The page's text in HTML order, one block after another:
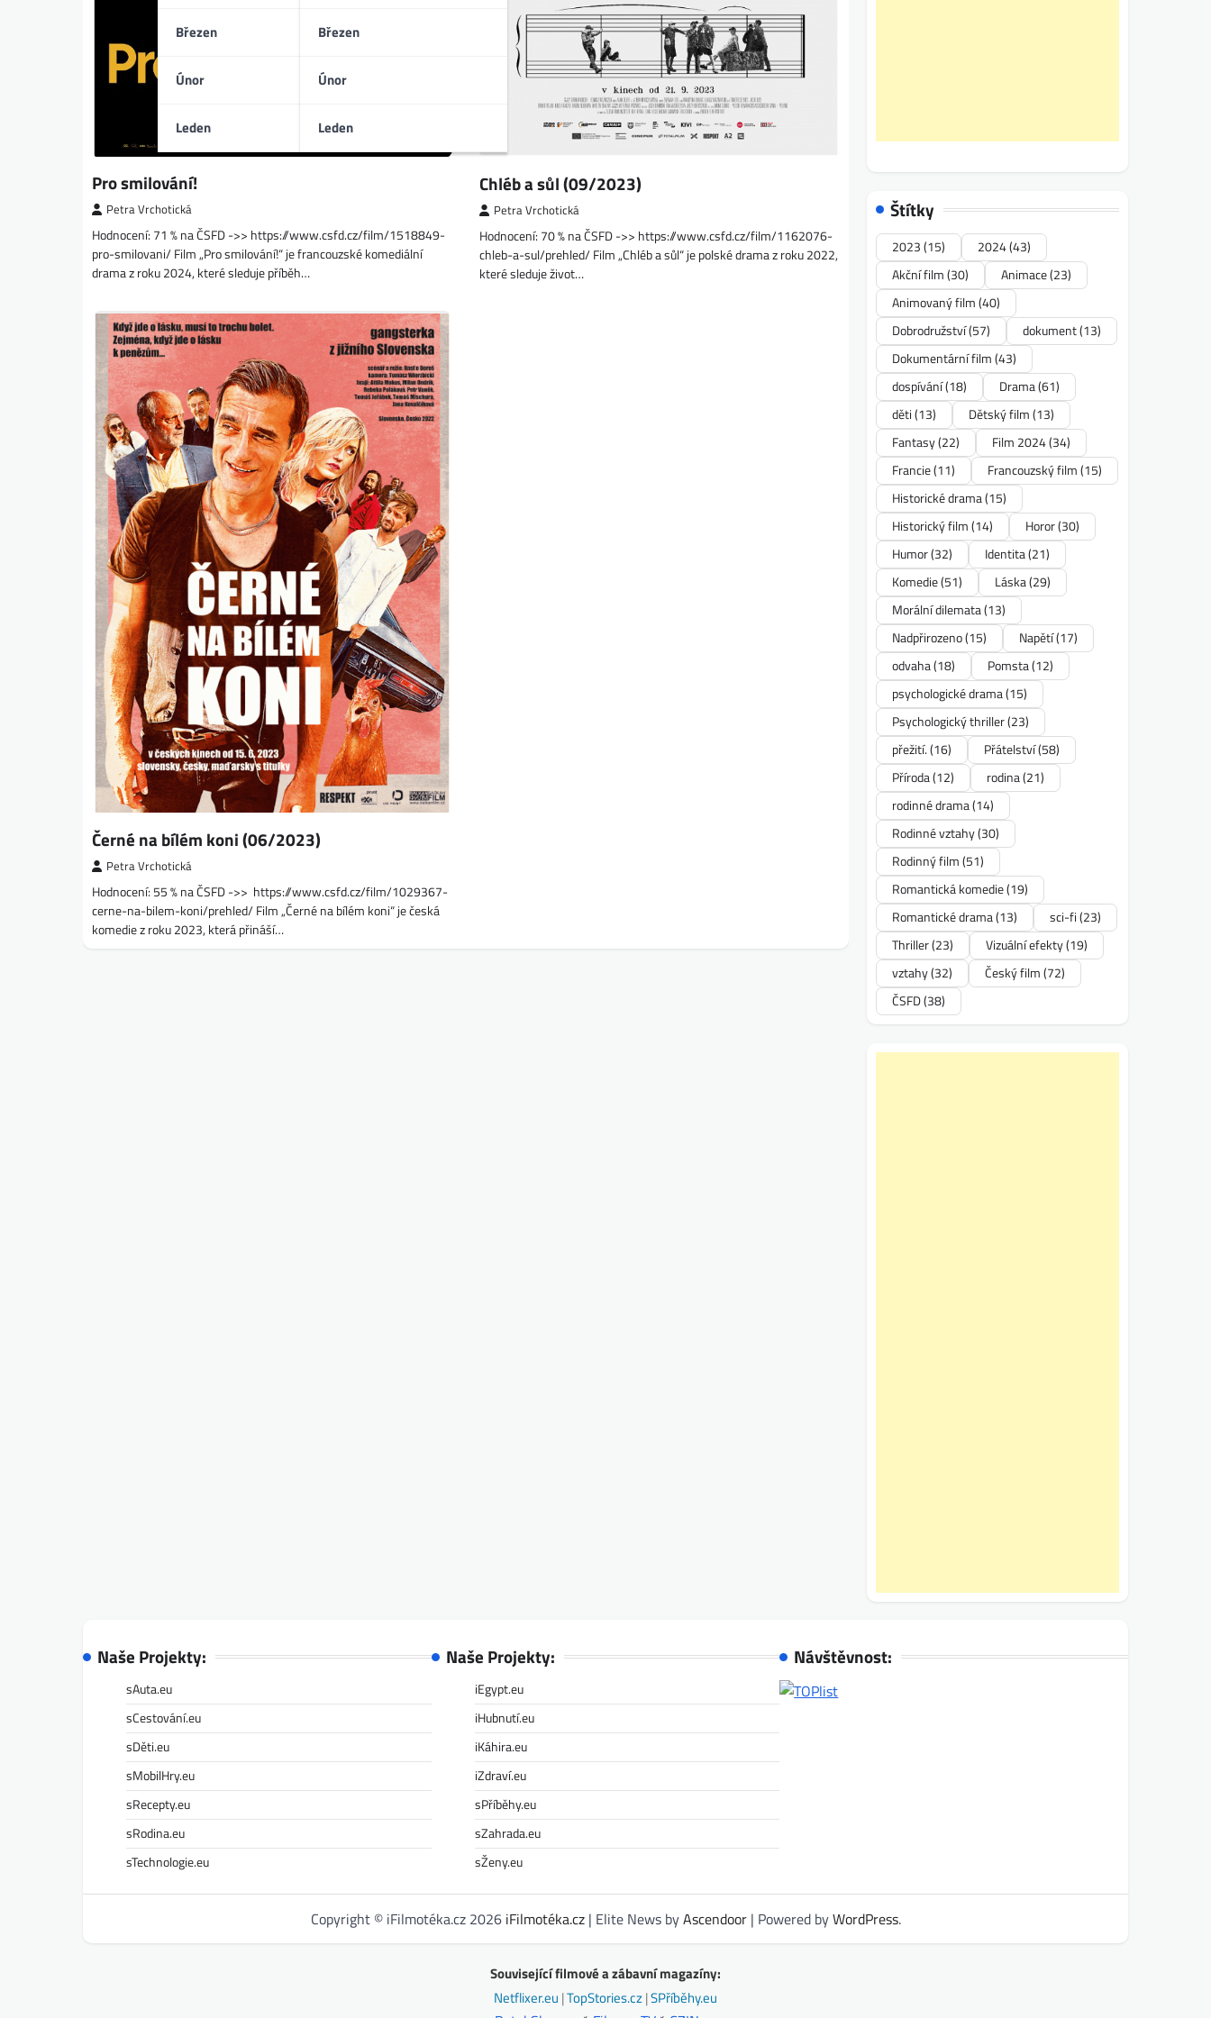
Březen
Únor
Leden
Březen
Únor
Leden
Pro smilování!
Petra Vrchotická
Hodnocení: 71 % na ČSFD ->> https://www.csfd.cz/film/1518849-
pro-smilovani/ Film „Pro smilování!“ je francouzské komediální
drama z roku 2024, které sleduje příběh…
Chléb a sůl (09/2023)
Petra Vrchotická
Hodnocení: 70 % na ČSFD ->> https://www.csfd.cz/film/1162076-
chleb-a-sul/prehled/ Film „Chléb a sůl“ je polské drama z roku 2022,
které sleduje život…
Černé na bílém koni (06/2023)
Petra Vrchotická
Hodnocení: 55 % na ČSFD ->> https://www.csfd.cz/film/1029367-
cerne-na-bilem-koni/prehled/ Film „Černé na bílém koni“ je česká
komedie z roku 2023, která přináší…
Štítky
2023(15) 2024(43)
Akční film(30) Animace(23)
Animovaný film(40)
Dobrodružství(57) dokument(13)
Dokumentární film(43)
dospívání(18) Drama(61)
děti(13) Dětský film(13)
Fantasy(22) Film 2024(34)
Francie(11) Francouzský film(15)
Historické drama(15)
Historický film(14) Horor(30)
Humor(32) Identita(21)
Komedie(51) Láska(29)
Morální dilemata(13)
Nadpřirozeno(15) Napětí(17)
odvaha(18) Pomsta(12)
psychologické drama(15)
Psychologický thriller(23)
přežití.(16) Přátelství(58)
Příroda(12) rodina(21)
rodinné drama(14)
Rodinné vztahy(30)
Rodinný film(51)
Romantická komedie(19)
Romantické drama(13) sci-fi(23)
Thriller(23) Vizuální efekty(19)
vztahy(32) Český film(72)
ČSFD(38)
Naše Projekty:
sAuta.eu
sCestování.eu
sDěti.eu
sMobilHry.eu
sRecepty.eu
sRodina.eu
sTechnologie.eu
Naše Projekty:
iEgypt.eu
iHubnutí.eu
iKáhira.eu
iZdraví.eu
sPříběhy.eu
sZahrada.eu
sŽeny.eu
Návštěvnost:
Copyright © iFilmotéka.cz 2026 iFilmotéka.cz| Elite News byAscendoor| Powered byWordPress.
Související filmové a zábavní magazíny:
Netflixer.eu |TopStories.cz|SPříběhy.eu